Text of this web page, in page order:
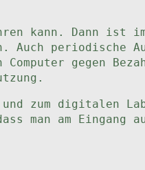
kann. Dann ist
Auch periodische
gegen
zum digitalen
man am Eingang